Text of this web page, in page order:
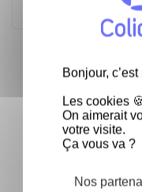
Bonjour,
Les cookies
On aimerait
votre visite.
Ça vous va ?
Nos